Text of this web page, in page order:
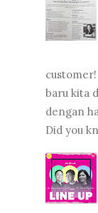
baru kita
dengan
Did you